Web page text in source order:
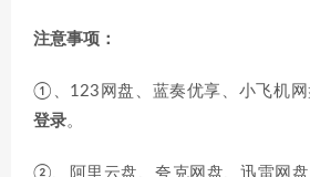
注意事项：
①、123网盘、蓝奏优享、小飞机网
登录。
②、阿里云盘、夸克网盘、迅雷网盘